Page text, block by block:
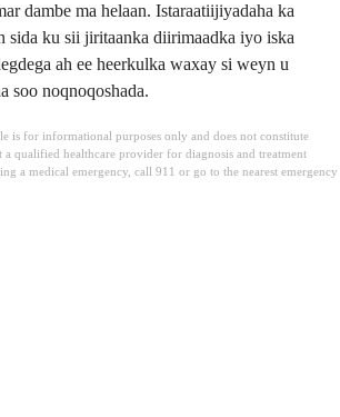
dambe ma helaan. Istaraatiijiyadaha ka
sida ku sii jiritaanka diirimaadka iyo iska
ah ee heerkulka waxay si weyn u
soo noqnoqoshada.
is for informational purposes only and does not constitute
a qualified healthcare provider for diagnosis and treatment
a medical emergency, call 911 or go to the nearest emergency